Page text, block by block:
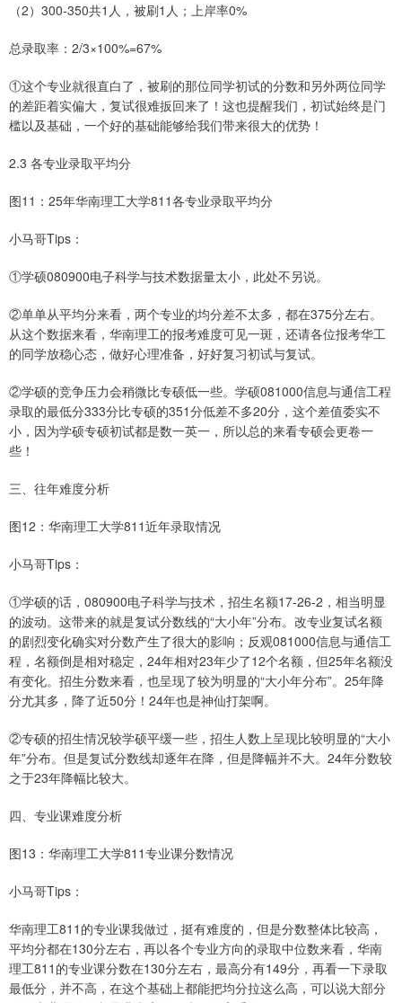
（2）300-350共1人，被刷1人；上岸率0%
总录取率：2/3×100%=67%
①这个专业就很直白了，被刷的那位同学初试的分数和另外两位同学
的差距着实偏大，复试很难扳回来了！这也提醒我们，初试始终是门
槛以及基础，一个好的基础能够给我们带来很大的优势！
2.3 各专业录取平均分
图11：25年华南理工大学811各专业录取平均分
小马哥Tips：
①学硕080900电子科学与技术数据量太小，此处不另说。
②单单从平均分来看，两个专业的均分差不太多，都在375分左右。
从这个数据来看，华南理工的报考难度可见一斑，还请各位报考华工
的同学放稳心态，做好心理准备，好好复习初试与复试。
②学硕的竞争压力会稍微比专硕低一些。学硕081000信息与通信工程
录取的最低分333分比专硕的351分低差不多20分，这个差值委实不
小，因为学硕专硕初试都是数一英一，所以总的来看专硕会更卷一
些！
三、往年难度分析
图12：华南理工大学811近年录取情况
小马哥Tips：
①学硕的话，080900电子科学与技术，招生名额17-26-2，相当明显
的波动。这带来的就是复试分数线的“大小年”分布。改专业复试名额
的剧烈变化确实对分数产生了很大的影响；反观081000信息与通信工
程，名额倒是相对稳定，24年相对23年少了12个名额，但25年名额没
有变化。招生分数来看，也呈现了较为明显的“大小年分布”。25年降
分尤其多，降了近50分！24年也是神仙打架啊。
②专硕的招生情况较学硕平缓一些，招生人数上呈现比较明显的“大小
年”分布。但是复试分数线却逐年在降，但是降幅并不大。24年分数较
之于23年降幅比较大。
四、专业课难度分析
图13：华南理工大学811专业课分数情况
小马哥Tips：
华南理工811的专业课我做过，挺有难度的，但是分数整体比较高，
平均分都在130分左右，再以各个专业方向的录取中位数来看，华南
理工811的专业课分数在130分左右，最高分有149分，再看一下录取
最低分，并不高，在这个基础上都能把均分拉这么高，可以说大部分